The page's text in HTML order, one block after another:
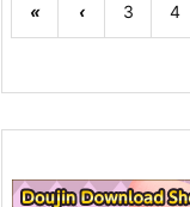
« ‹ 3 4